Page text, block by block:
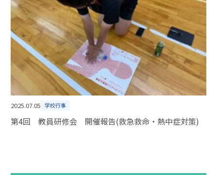
2025.07.05 学校行事
第4回 教員研修会 開催報告(救急救命・熱中症対策)